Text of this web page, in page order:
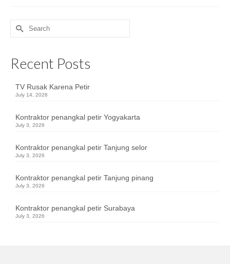
Search
for:
Recent Posts
TV Rusak Karena Petir
July 14, 2026
Kontraktor penangkal petir Yogyakarta
July 3, 2026
Kontraktor penangkal petir Tanjung selor
July 3, 2026
Kontraktor penangkal petir Tanjung pinang
July 3, 2026
Kontraktor penangkal petir Surabaya
July 3, 2026